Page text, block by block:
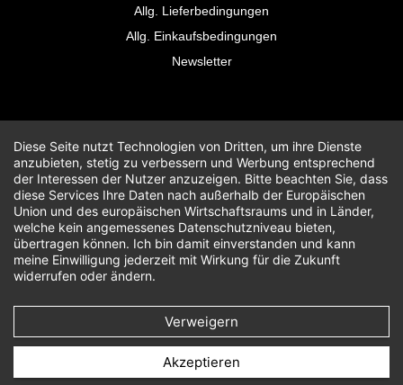
Allg. Lieferbedingungen
Allg. Einkaufsbedingungen
Newsletter
Diese Seite nutzt Technologien von Dritten, um ihre Dienste
anzubieten, stetig zu verbessern und Werbung entsprechend
der Interessen der Nutzer anzuzeigen. Bitte beachten Sie, dass
diese Services Ihre Daten nach außerhalb der Europäischen
Union und des europäischen Wirtschaftsraums und in Länder,
welche kein angemessenes Datenschutzniveau bieten,
übertragen können. Ich bin damit einverstanden und kann
meine Einwilligung jederzeit mit Wirkung für die Zukunft
widerrufen oder ändern.
Verweigern
Akzeptieren